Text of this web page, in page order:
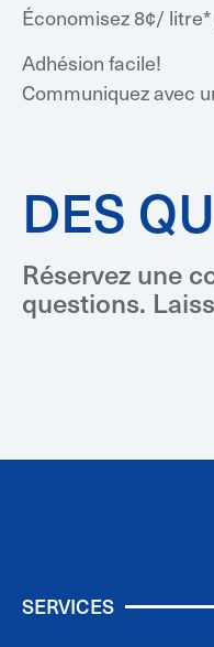
Économisez 8¢/
Adhésion facile!
Communiquez avec
DES
Réservez une
questions.
SERVICES